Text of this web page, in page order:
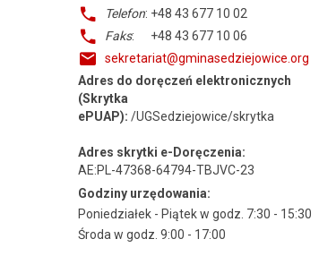
Telefon: +48 43 677 10 02
Faks: +48 43 677 10 06
sekretariat@gminasedziejowice.org
Adres do doręczeń elektronicznych
(Skrytka
ePUAP): /UGSedziejowice/skrytka
Adres skrytki e-Doręczenia:
AE:PL-47368-64794-TBJVC-23
Godziny urzędowania:
Poniedziałek - Piątek w godz. 7:30 - 15:30
Środa w godz. 9:00 - 17:00